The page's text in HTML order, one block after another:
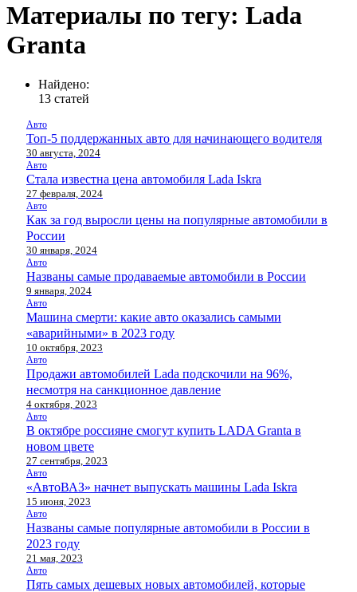
Материалы по тегу: Lada
Granta
Найдено:
13 статей
Авто
Топ-5 поддержанных авто для начинающего водителя
30 августа, 2024
Авто
Стала известна цена автомобиля Lada Iskra
27 февраля, 2024
Авто
Как за год выросли цены на популярные автомобили в
России
30 января, 2024
Авто
Названы самые продаваемые автомобили в России
9 января, 2024
Авто
Машина смерти: какие авто оказались самыми
«аварийными» в 2023 году
10 октября, 2023
Авто
Продажи автомобилей Lada подскочили на 96%,
несмотря на санкционное давление
4 октября, 2023
Авто
В октябре россияне смогут купить LADA Granta в
новом цвете
27 сентября, 2023
Авто
«АвтоВАЗ» начнет выпускать машины Lada Iskra
15 июня, 2023
Авто
Названы самые популярные автомобили в России в
2023 году
21 мая, 2023
Авто
Пять самых дешевых новых автомобилей, которые